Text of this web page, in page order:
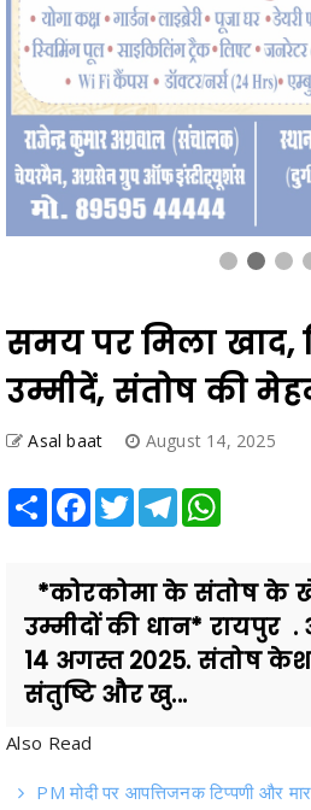
समय पर मिला खाद,
उम्मीदें, संतोष की
Asal baat August 14, 2025
Share Facebook
Twitter Telegram
*कोरकोमा के संतोष के
उम्मीदों की धान* रायपुर
14 अगस्त 2025. संतोष
संतुष्टि और खु...
Also Read
PM मोदी पर आपत्तिजनक टिप्पणी और